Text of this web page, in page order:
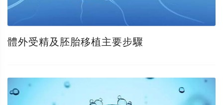
體外受精及胚胎移植主要步驟